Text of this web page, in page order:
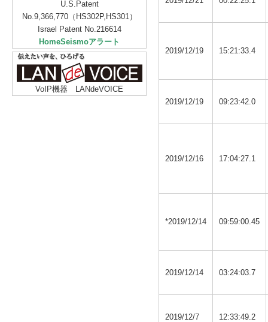
U.S.Patent
No.9,366,770（HS302P,HS301）
Israel Patent No.216614
HomeSeismoアラート
VoIP機器 LANdeVOICE
2019/12/19 15:21:33.4
2019/12/19 09:23:42.0
2019/12/16 17:04:27.1
*2019/12/14 09:59:00.45
2019/12/14 03:24:03.7
2019/12/7 12:33:49.2